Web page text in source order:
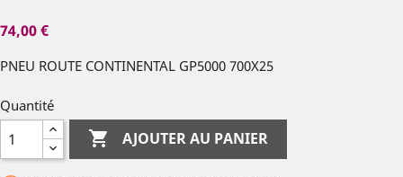
74,00 €
PNEU ROUTE CONTINENTAL GP5000 700X25
Quantité
 AJOUTER AU PANIER